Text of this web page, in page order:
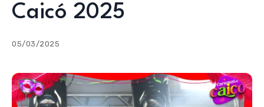
Caicó 2025
05/03/2025